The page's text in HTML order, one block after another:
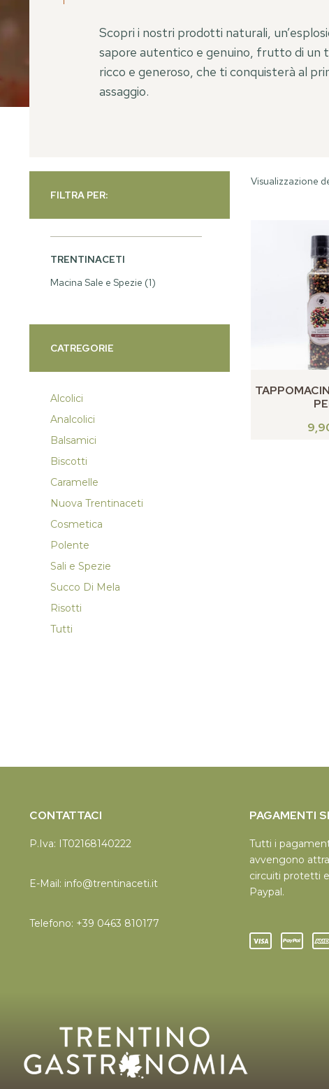
Scopri i nostri prodotti naturali,
sapore autentico e genuino, frutto di un
ricco e generoso, che ti conquisterà al
assaggio.
FILTRA PER:
TRENTINACETI
Macina Sale e Spezie (1)
CATREGORIE
Alcolici
Analcolici
Balsamici
Biscotti
Caramelle
Nuova Trentinaceti
Cosmetica
Polente
Sali e Spezie
Succo Di Mela
Risotti
Tutti
Visualizzazione
CONTATTACI
P.Iva: IT02168140222
E-Mail: info@trentinaceti.it
Telefono: +39 0463 810177
PAGAMENTI
Tutti i
avvengono
circuiti protetti
Paypal.